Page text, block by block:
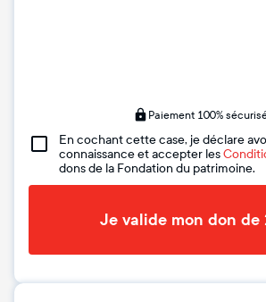
Paiement 100%
En cochant cette case, je déclare
connaissance et accepter les
dons de la Fondation du patrimoine.
Je valide mon don de